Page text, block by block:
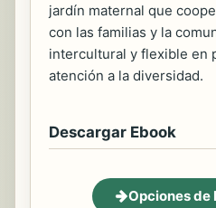
jardín maternal que
con las familias y la
intercultural y flexible en
atención a la diversidad.
Descargar Ebook
Opciones de